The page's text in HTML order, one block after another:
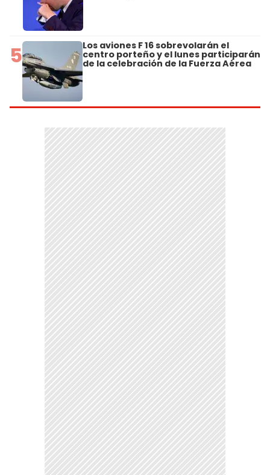
5 Los aviones F 16 sobrevolarán el
centro porteño y el lunes participarán
de la celebración de la Fuerza Aérea